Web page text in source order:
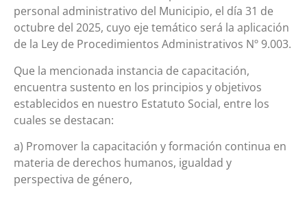
personal administrativo del Municipio, el día 31 de
octubre del 2025, cuyo eje temático será la aplicación
de la Ley de Procedimientos Administrativos Nº 9.003.
Que la mencionada instancia de capacitación,
encuentra sustento en los principios y objetivos
establecidos en nuestro Estatuto Social, entre los
cuales se destacan:
a) Promover la capacitación y formación continua en
materia de derechos humanos, igualdad y
perspectiva de género,